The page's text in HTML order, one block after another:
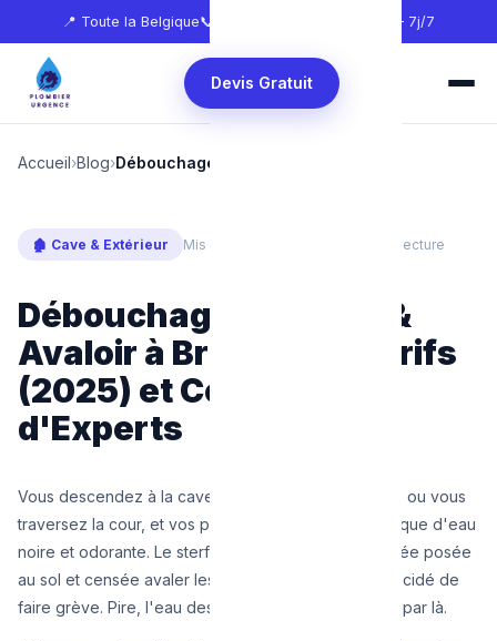
📍 Toute la Belgique📞 🕐 24h/24 — 7j/7
Devis Gratuit
Accueil›Blog›Débouchage sterfput avaloir tarifs
🏚️ Cave & Extérieur Mis à jour : Mars 2025 ⏱ 4 min de lecture
Débouchage Sterfput &
Avaloir à Bruxelles : Tarifs
(2025) et Conseils
d'Experts
Vous descendez à la cave avec votre panier à linge ou vous
traversez la cour, et vos pieds finissent dans une flaque d'eau
noire et odorante. Le sterfput, cette petite grille carrée posée
au sol et censée avaler les eaux de nettoyage, a décidé de
faire grève. Pire, l'eau des étages semble remonter par là.